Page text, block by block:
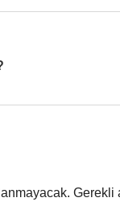
Gerekli